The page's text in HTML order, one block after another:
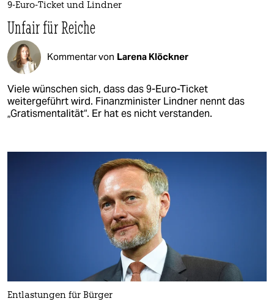
9-Euro-Ticket und Lindner
Unfair für Reiche
Kommentar von Larena Klöckner
Viele wünschen sich, dass das 9-Euro-Ticket
weitergeführt wird. Finanzminister Lindner nennt das
„Gratismentalität“. Er hat es nicht verstanden.
Entlastungen für Bürger